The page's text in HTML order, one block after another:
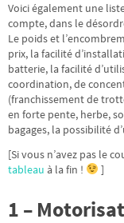
Voici également une
compte, dans le
Le poids et
prix, la facilité
batterie, la facilité
coordination, de
(franchissement de
en forte pente, herbe,
bagages, la possibilité
[Si vous n’avez pas le
tableau à la fin ! ]
1 –